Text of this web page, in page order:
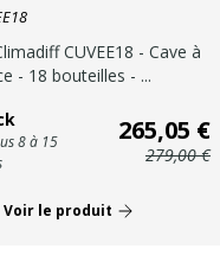
CUVEE18 - Cave à
- 18 bouteilles - ...
8 à 15
265,05 €
279,00 €
Voir le produit